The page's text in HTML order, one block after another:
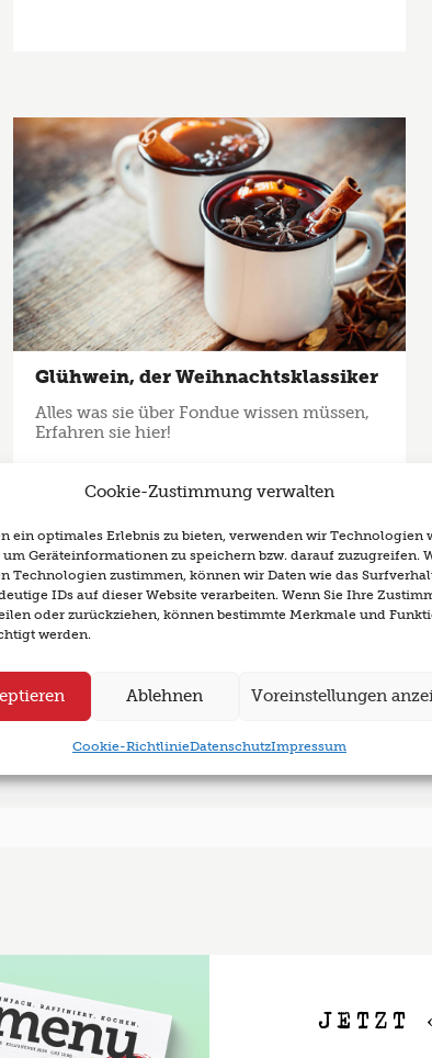
Cookie-Zustimmung verwalten
ein optimales Erlebnis zu bieten, verwenden wir Technologien
um Geräteinformationen zu speichern bzw. darauf zuzugreifen.
Technologien zustimmen, können wir Daten wie das
IDs auf dieser Website verarbeiten. Wenn Sie Ihre
oder zurückziehen, können bestimmte Merkmale und
werden.
Ablehnen Voreinstellungen
Cookie-RichtlinieDatenschutzImpressum
Glühwein, der Weihnachtsklassiker
Alles was sie über Fondue wissen müssen,
Erfahren sie hier!
JETZT